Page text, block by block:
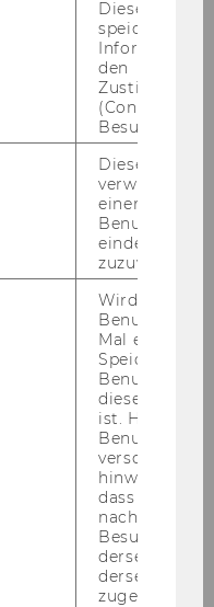
Dieses Cookie
speichert
den
(Consent)
Besuchers.
Dieses
verwendet,
einem/einer
Benutzer*in
eindeutige ID
zuzuweisen
Wird gesetzt,
Benutzer
Mal eine
Speichert die
Benutzer-ID,
diese Seite
ist. Hotjar
Benutzer
verschiedene
hinweg.Stellt
dass Daten
Besuchen auf
derselben
derselben
zugeordnet